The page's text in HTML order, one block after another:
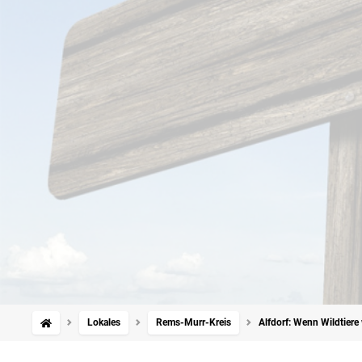
Lokales Rems-Murr-Kreis Alfdorf: Wenn